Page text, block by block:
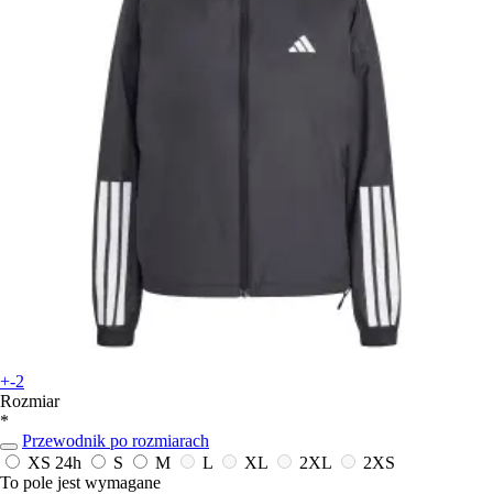
+-2
Rozmiar
*
Przewodnik po rozmiarach
XS 24h S M L XL 2XL
2XS
To pole jest wymagane